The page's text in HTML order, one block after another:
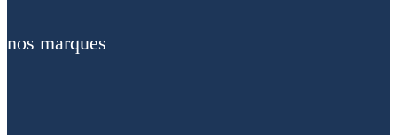
nos marques